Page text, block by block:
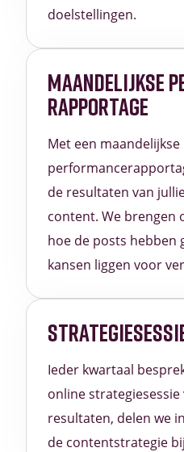
doelstellingen.
MAANDELIJKSE
RAPPORTAGE
Met een maandelijkse
de resultaten van
content. We brengen
hoe de posts hebben
kansen liggen voor
Ieder kwartaal
online
resultaten, delen we
de contentstrategie